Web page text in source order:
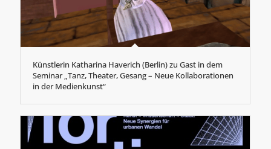
Künstlerin Katharina Haverich (Berlin) zu Gast in dem
Seminar „Tanz, Theater, Gesang – Neue Kollaborationen
in der Medienkunst“